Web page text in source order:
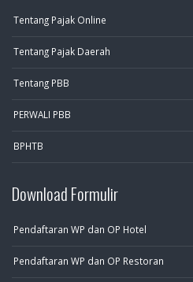
Tentang Pajak Online
Tentang Pajak Daerah
Tentang PBB
PERWALI PBB
BPHTB
Download Formulir
Pendaftaran WP dan OP Hotel
Pendaftaran WP dan OP Restoran